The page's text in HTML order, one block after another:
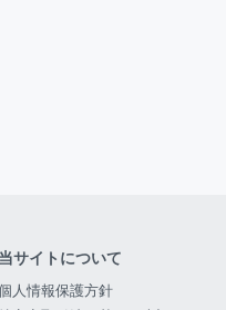
サイトについて
人情報保護方針